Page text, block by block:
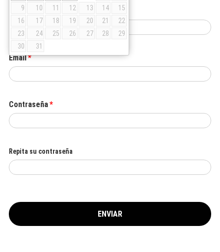
Apellido
Email
Contraseña
Repita su contraseña
9
10 11 12 13 14
15
16
17 18 19 20 21
22
23
24 25 26 27 28
29
30
31